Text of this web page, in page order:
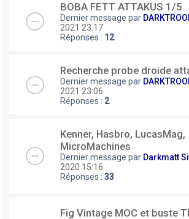
BOBA FETT ATTAKUS 1/5
Dernier message par
2021 23:17
Réponses : 12
Recherche probe droide
Dernier message par
2021 23:06
Réponses : 2
Kenner, Hasbro, LucasMag,
MicroMachines
Dernier message par Darkmatt
2020 15:16
Réponses : 33
Fig Vintage MOC et buste